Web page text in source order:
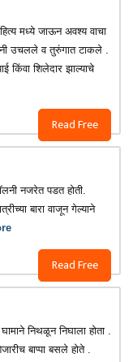
Read Free
मध्ये जाऊन अवश्य वाचा
उचलले व तुरुंगात टाकले .
किंवा शिलेदार झाल्याचे
Read Free
नजरेत पडत होती.
बारा वाजून गेल्याने
निथळून निघाला होता .
बाप्पा बसले होते .